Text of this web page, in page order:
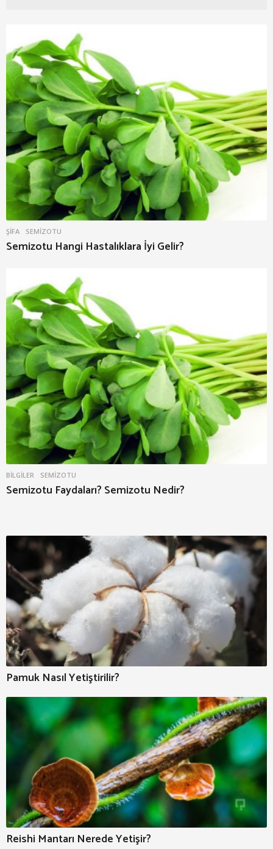
ŞIFA SEMIZOTU
Semizotu Hangi Hastalıklara İyi Gelir?
BILGILER SEMIZOTU
Semizotu Faydaları? Semizotu Nedir?
Pamuk Nasıl Yetiştirilir?
Reishi Mantarı Nerede Yetişir?